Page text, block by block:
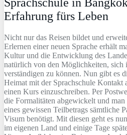
Erfahrung fürs Leben
Nicht nur das Reisen bildet und
Erlernen einer neuen Sprache erhält
Kultur und die Entwicklung des
natürlich von den Möglichkeiten, sich
verständigen zu können. Nun gibt es
Heimat mit der Sprachschule Kontakt
einen Kurs einzuschreiben. Per
die Formalitäten abgewickelt und
eines gewissen Teilbetrags sämtliche
Visum benötigt. Mit diesen geht es
im eigenen Land und einige Tage